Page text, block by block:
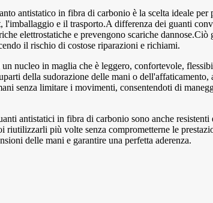
antistatico in fibra di carbonio è la scelta ideale per
e il trasporto.A differenza dei guanti
elettrostatiche e prevengono scariche
il rischio di costose riparazioni e richiami.
nucleo in maglia che è leggero, confortevole,
della sudorazione delle mani o dell'affaticamento,
senza limitare i movimenti, consentendoti di
antistatici in fibra di carbonio sono anche
riutilizzarli più volte senza comprometterne le
delle mani e garantire una perfetta aderenza.